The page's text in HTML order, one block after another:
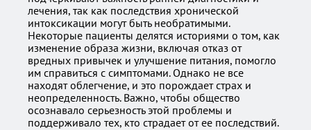
лечения, так как последствия хронической
интоксикации могут быть необратимыми.
Некоторые пациенты делятся историями о том, как
изменение образа жизни, включая отказ от
вредных привычек и улучшение питания, помогло
им справиться с симптомами. Однако не все
находят облегчение, и это порождает страх и
неопределенность. Важно, чтобы общество
осознавало серьезность этой проблемы и
поддерживало тех, кто страдает от ее последствий.